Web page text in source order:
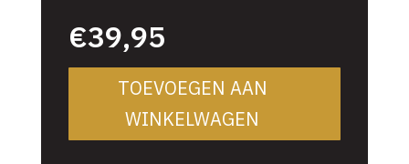
€39,95
€39,95
TOEVOEGEN AAN
WINKELWAGEN